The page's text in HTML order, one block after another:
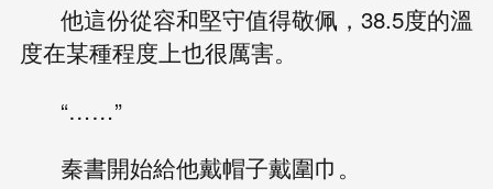
他這份從容和堅守值得敬佩，38.5度的溫
度在某種程度上也很厲害。
“……”
秦書開始給他戴帽子戴圍巾。